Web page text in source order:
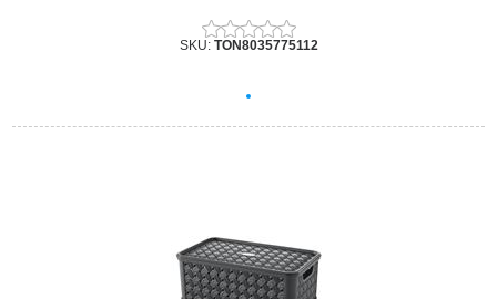
SKU: TON8035775112